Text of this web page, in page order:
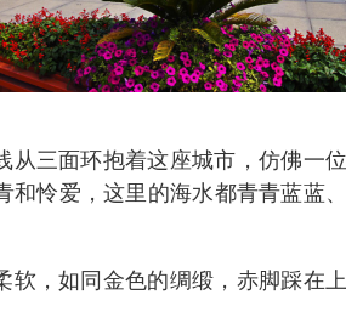
从三面环抱着这座城市，仿佛一
和怜爱，这里的海水都青青蓝蓝
软，如同金色的绸缎，赤脚踩在